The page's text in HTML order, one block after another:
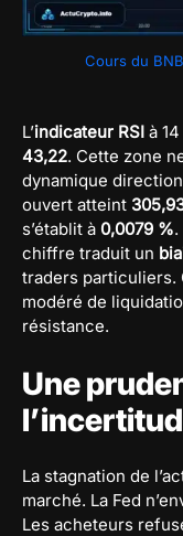
Cours du
L’indicateur RSI à
43,22. Cette zone
dynamique
ouvert atteint
s’établit à 0,0079 %
chiffre traduit un
traders particuliers.
modéré de
résistance.
Une
La stagnation de
marché. La Fed
Les acheteurs